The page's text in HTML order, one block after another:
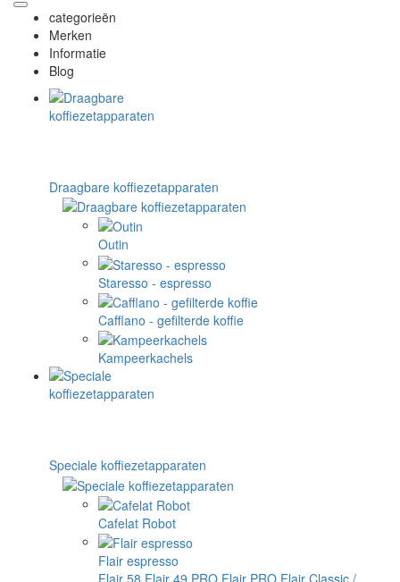
categorieën
Merken
Informatie
Blog
Draagbare koffiezetapparaten
Outin
Staresso - espresso
Cafflano - gefilterde koffie
Kampeerkachels
Speciale koffiezetapparaten
Cafelat Robot
Flair espresso